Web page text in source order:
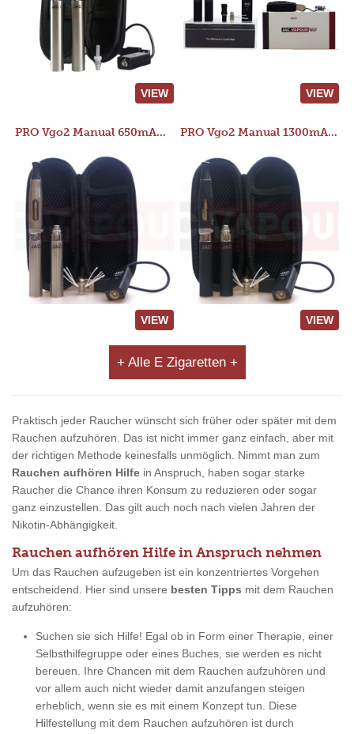
VIEW VIEW
PRO Vgo2 Manual 650mAh Kit
VIEW
PRO Vgo2 Manual 1300mAh Kit
VIEW
+ Alle E Zigaretten +
Praktisch jeder Raucher wünscht sich früher oder später mit dem
Rauchen aufzuhören. Das ist nicht immer ganz einfach, aber mit
der richtigen Methode keinesfalls unmöglich. Nimmt man zum
Rauchen aufhören Hilfe in Anspruch, haben sogar starke
Raucher die Chance ihren Konsum zu reduzieren oder sogar
ganz einzustellen. Das gilt auch noch nach vielen Jahren der
Nikotin-Abhängigkeit.
Rauchen aufhören Hilfe in Anspruch nehmen
Um das Rauchen aufzugeben ist ein konzentriertes Vorgehen
entscheidend. Hier sind unsere besten Tipps mit dem Rauchen
aufzuhören:
Suchen sie sich Hilfe! Egal ob in Form einer Therapie, einer
Selbsthilfegruppe oder eines Buches, sie werden es nicht
bereuen. Ihre Chancen mit dem Rauchen aufzuhören und
vor allem auch nicht wieder damit anzufangen steigen
erheblich, wenn sie es mit einem Konzept tun. Diese
Hilfestellung mit dem Rauchen aufzuhören ist durch